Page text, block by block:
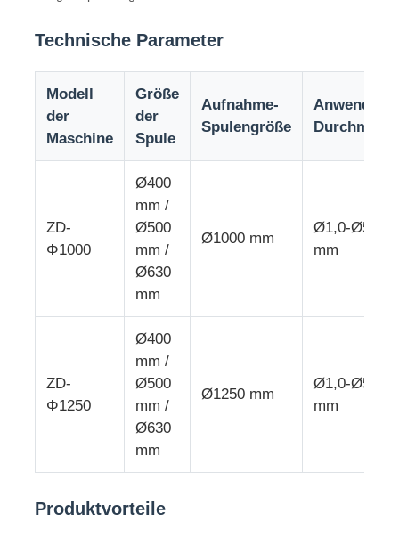
Drahtverdrängungslinie
Drahtschiffbruchmaschine
Doppeldrehmaschine
Verpackungsmaschine
Einzelne Torsions-Maschine
Kabelmaschine
Draht, der Maschine legt
Technische Parameter
Modell
der
Maschine
Größe
der
Spule
Aufnahme-
Spulengröße
ZD-
Φ1000
Ø400
mm /
Ø500
mm /
Ø630
mm
Ø1000 mm
Ø1,0-Ø5,0
mm
ZD-
Φ1250
Ø400
mm /
Ø500
mm /
Ø630
mm
Ø1250 mm
Ø1,0-Ø5,0
mm
Produktvorteile